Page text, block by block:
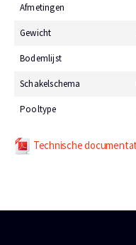
Afmetingen
Gewicht
Bodemlijst
Schakelschema
Pooltype
Technische